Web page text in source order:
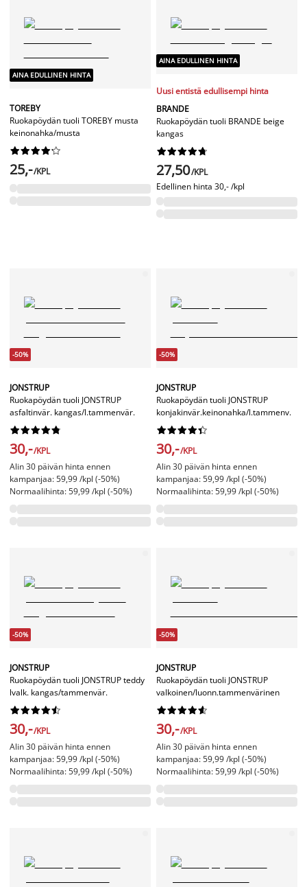
AINA EDULLINEN HINTA
TOREBY
Ruokapöydän tuoli TOREBY musta
keinonahka/musta






25,-/KPL
AINA EDULLINEN HINTA
Uusi entistä edullisempi hinta
BRANDE
Ruokapöydän tuoli BRANDE beige
kangas






27,50/KPL
Edellinen hinta 30,- /kpl
-50%
JONSTRUP
Ruokapöydän tuoli JONSTRUP
asfaltinvär. kangas/l.tammenvär.






30,-/KPL
Alin 30 päivän hinta ennen
kampanjaa: 59,99 /kpl (-50%)
Normaalihinta: 59,99 /kpl (-50%)
-50%
JONSTRUP
Ruokapöydän tuoli JONSTRUP
konjakinvär.keinonahka/l.tammenv.






30,-/KPL
Alin 30 päivän hinta ennen
kampanjaa: 59,99 /kpl (-50%)
Normaalihinta: 59,99 /kpl (-50%)
-50%
JONSTRUP
Ruokapöydän tuoli JONSTRUP teddy
lvalk. kangas/tammenvär.






30,-/KPL
Alin 30 päivän hinta ennen
kampanjaa: 59,99 /kpl (-50%)
Normaalihinta: 59,99 /kpl (-50%)
-50%
JONSTRUP
Ruokapöydän tuoli JONSTRUP
valkoinen/luonn.tammenvärinen






30,-/KPL
Alin 30 päivän hinta ennen
kampanjaa: 59,99 /kpl (-50%)
Normaalihinta: 59,99 /kpl (-50%)